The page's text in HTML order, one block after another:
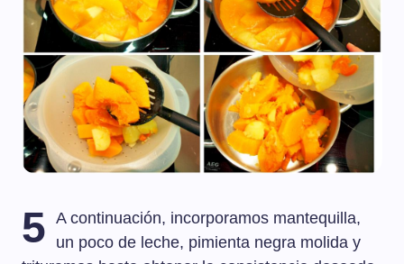
5
A continuación, incorporamos mantequilla,
un poco de leche, pimienta negra molida y